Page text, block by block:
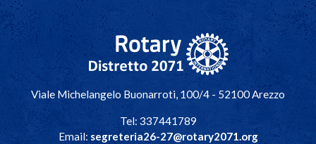
Navigazione principale
Viale Michelangelo Buonarroti, 100/4 - 52100 Arezzo
Tel: 337441789
Email:segreteria26-27@rotary2071.org